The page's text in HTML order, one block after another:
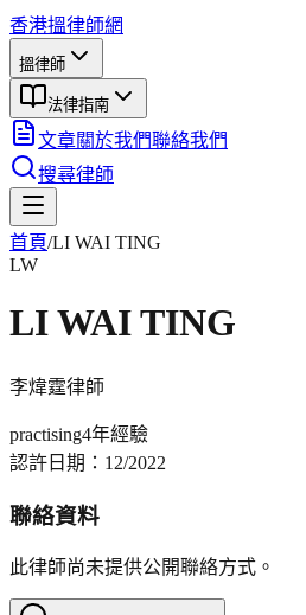
香港搵律師網
搵律師
法律指南
文章關於我們聯絡我們
搜尋律師
首頁/LI WAI TING
LW
LI WAI TING
李煒霆律師
practising4年經驗
認許日期： 12/2022
聯絡資料
此律師尚未提供公開聯絡方式。